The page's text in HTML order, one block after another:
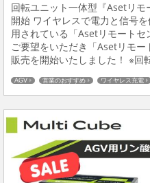
回転ユニット⼀体型『Asetリ
開始 ワイヤレスで電力と信号
用されている「Asetリモート
ご要望をいただき「Asetリモ
販売を開始いたしました！ ※回
ニット⼀体型『Aset』リモー...
AGV 営業のおすすめ ワイヤレス充電